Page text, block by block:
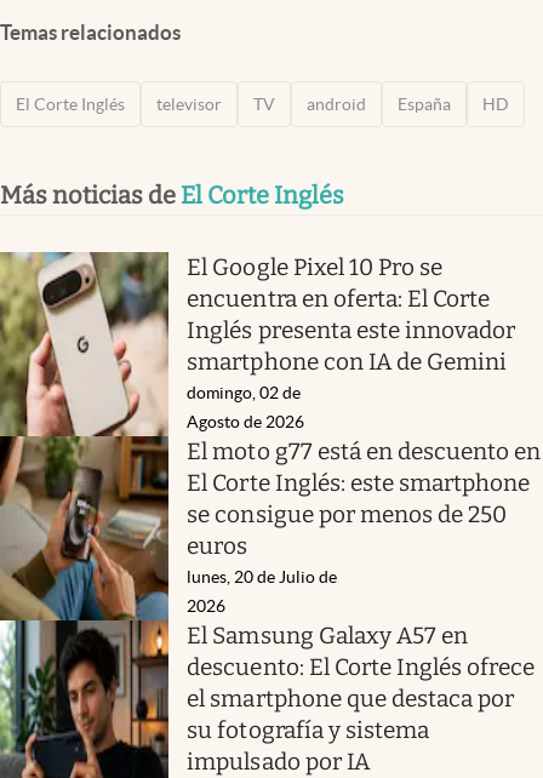
Temas relacionados
El Corte Inglés televisor TV android España HD
Más noticias de El Corte Inglés
El Google Pixel 10 Pro se
encuentra en oferta: El Corte
Inglés presenta este innovador
smartphone con IA de Gemini
domingo, 02 de
Agosto de 2026
El moto g77 está en descuento en
El Corte Inglés: este smartphone
se consigue por menos de 250
euros
lunes, 20 de Julio de
2026
El Samsung Galaxy A57 en
descuento: El Corte Inglés ofrece
el smartphone que destaca por
su fotografía y sistema
impulsado por IA